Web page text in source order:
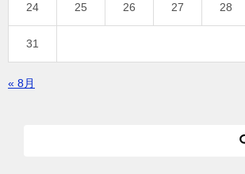
24 25 26 27 28
31
« 8月